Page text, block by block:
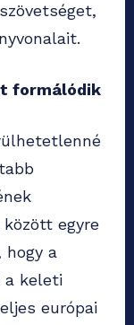
formálódik
között egyre
hogy a
a keleti
európai